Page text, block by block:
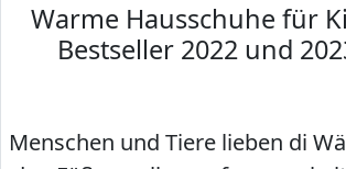
Warme Hausschuhe für
Bestseller 2022 und
Menschen und Tiere lieben di